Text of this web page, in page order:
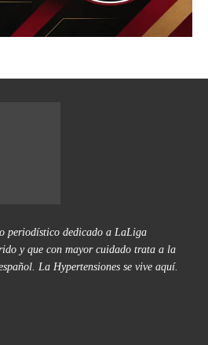
periodístico dedicado a LaLiga
y que con mayor cuidado trata a la
La Hypertensiones se vive aquí.